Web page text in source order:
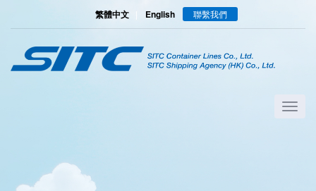
繁體中文| English 聯繫我們